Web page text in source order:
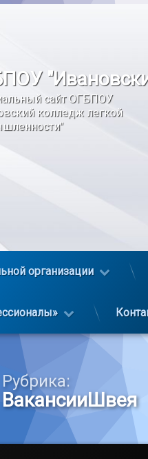
сайт ОГБПОУ
колледж легкой
организации
Рубрика:
ВакансииШвея